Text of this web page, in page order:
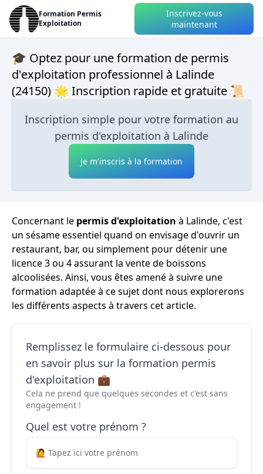
Formation Permis
Exploitation
Inscrivez-vous
maintenant
🎓 Optez pour une formation de permis
d'exploitation professionnel à Lalinde
(24150) 🌟 Inscription rapide et gratuite 📜
Inscription simple pour votre formation au
permis d'exploitation à Lalinde
Je m'inscris à la formation
Concernant le permis d'exploitation à Lalinde, c'est
un sésame essentiel quand on envisage d'ouvrir un
restaurant, bar, ou simplement pour détenir une
licence 3 ou 4 assurant la vente de boissons
alcoolisées. Ainsi, vous êtes amené à suivre une
formation adaptée à ce sujet dont nous explorerons
les différents aspects à travers cet article.
Remplissez le formulaire ci-dessous pour
en savoir plus sur la formation permis
d'exploitation 💼
Cela ne prend que quelques secondes et c'est sans
engagement !
Quel est votre prénom ?